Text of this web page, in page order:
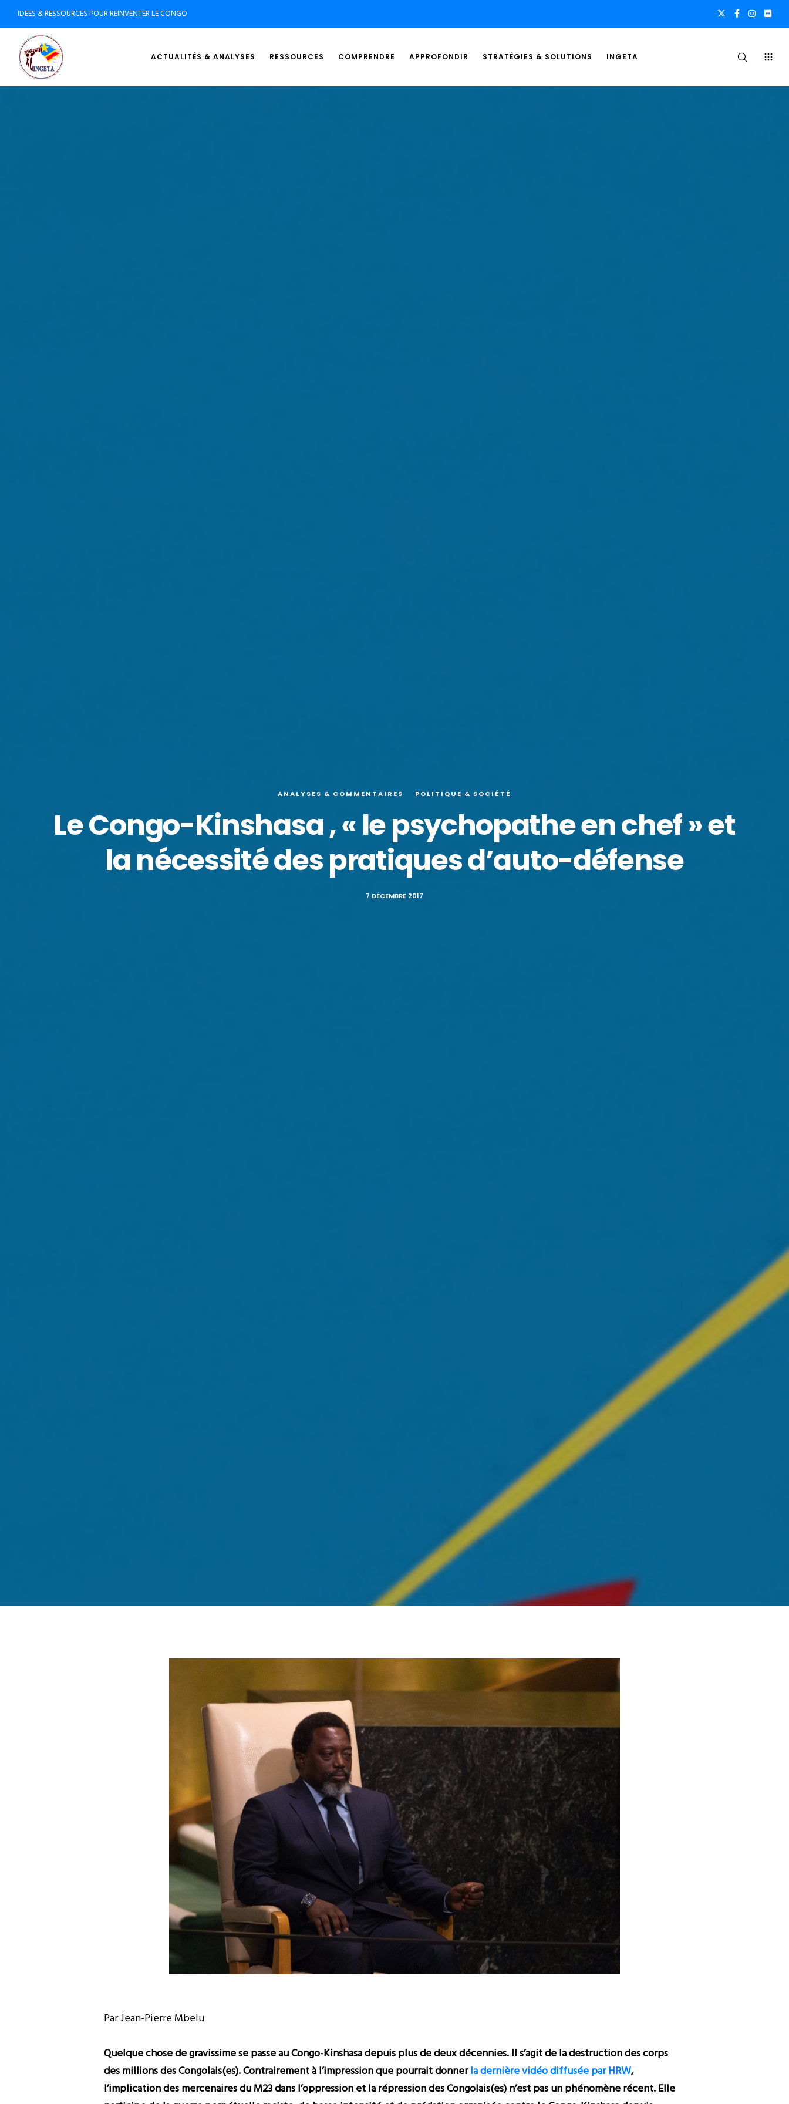
IDEES & RESSOURCES POUR REINVENTER LE CONGO
ACTUALITÉS & ANALYSES RESSOURCES COMPRENDRE APPROFONDIR STRATÉGIES & SOLUTIONS INGETA
ANALYSES & COMMENTAIRES POLITIQUE & SOCIÉTÉ
Le Congo-Kinshasa , « le psychopathe en chef » et
la nécessité des pratiques d’auto-défense
7 DÉCEMBRE 2017
Par Jean-Pierre Mbelu
Quelque chose de gravissime se passe au Congo-Kinshasa depuis plus de deux décennies. Il s’agit de la destruction des corps
des millions des Congolais(es). Contrairement à l’impression que pourrait donnerla dernière vidéo diffusée par HRW,
l’implication des mercenaires du M23 dans l’oppression et la répression des Congolais(es) n’est pas un phénomène récent. Elle